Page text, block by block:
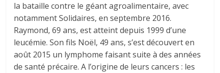
la bataille contre le géant agroalimentaire, avec
notamment Solidaires, en septembre 2016.
Raymond, 69 ans, est atteint depuis 1999 d’une
leucémie. Son fils Noël, 49 ans, s’est découvert en
août 2015 un lymphome faisant suite à des années
de santé précaire. A l’origine de leurs cancers : les